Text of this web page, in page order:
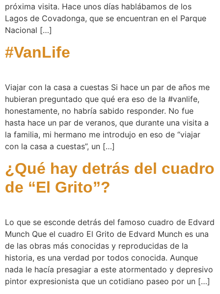
próxima visita. Hace unos días hablábamos de los
Lagos de Covadonga, que se encuentran en el Parque
Nacional […]
#VanLife
Viajar con la casa a cuestas Si hace un par de años me
hubieran preguntado que qué era eso de la #vanlife,
honestamente, no habría sabido responder. No fue
hasta hace un par de veranos, que durante una visita a
la familia, mi hermano me introdujo en eso de “viajar
con la casa a cuestas”, un […]
¿Qué hay detrás del cuadro
de “El Grito”?
Lo que se esconde detrás del famoso cuadro de Edvard
Munch Que el cuadro El Grito de Edvard Munch es una
de las obras más conocidas y reproducidas de la
historia, es una verdad por todos conocida. Aunque
nada le hacía presagiar a este atormentado y depresivo
pintor expresionista que un cotidiano paseo por un […]